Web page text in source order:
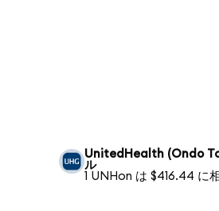
UnitedHealth (Ondo
ル
1 UNHon は $416.44 に